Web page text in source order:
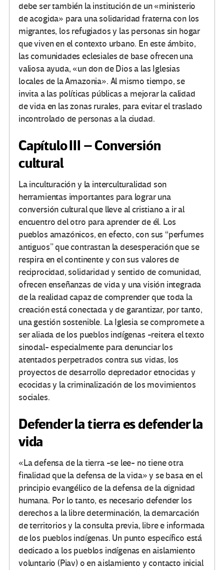
debe ser también la institución de un «ministerio
de acogida» para una solidaridad fraterna con los
migrantes, los refugiados y las personas sin hogar
que viven en el contexto urbano. En este ámbito,
las comunidades eclesiales de base ofrecen una
valiosa ayuda, «un don de Dios a las Iglesias
locales de la Amazonia». Al mismo tiempo, se
invita a las políticas públicas a mejorar la calidad
de vida en las zonas rurales, para evitar el traslado
incontrolado de personas a la ciudad.
Capítulo III – Conversión
cultural
La inculturación y la interculturalidad son
herramientas importantes para lograr una
conversión cultural que lleve al cristiano a ir al
encuentro del otro para aprender de él. Los
pueblos amazónicos, en efecto, con sus “perfumes
antiguos” que contrastan la desesperación que se
respira en el continente y con sus valores de
reciprocidad, solidaridad y sentido de comunidad,
ofrecen enseñanzas de vida y una visión integrada
de la realidad capaz de comprender que toda la
creación está conectada y de garantizar, por tanto,
una gestión sostenible. La Iglesia se compromete a
ser aliada de los pueblos indígenas -reitera el texto
sinodal- especialmente para denunciar los
atentados perpetrados contra sus vidas, los
proyectos de desarrollo depredador etnocidas y
ecocidas y la criminalización de los movimientos
sociales.
Defender la tierra es defender la
vida
«La defensa de la tierra -se lee- no tiene otra
finalidad que la defensa de la vida» y se basa en el
principio evangélico de la defensa de la dignidad
humana. Por lo tanto, es necesario defender los
derechos a la libre determinación, la demarcación
de territorios y la consulta previa, libre e informada
de los pueblos indígenas. Un punto específico está
dedicado a los pueblos indígenas en aislamiento
voluntario (Piav) o en aislamiento y contacto inicial